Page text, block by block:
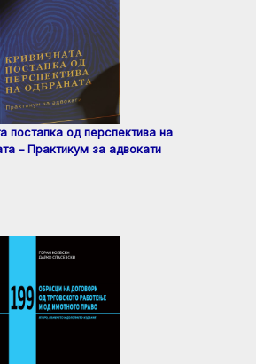
постапка од перспектива на
– Практикум за адвокати